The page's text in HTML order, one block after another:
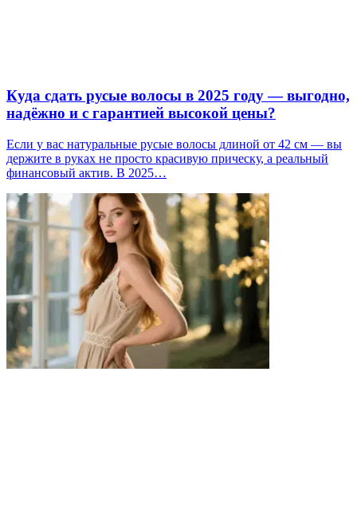
Куда сдать русые волосы в 2025 году — выгодно,
надёжно и с гарантией высокой цены?
Если у вас натуральные русые волосы длиной от 42 см — вы
держите в руках не просто красивую прическу, а реальный
финансовый актив. В 2025…